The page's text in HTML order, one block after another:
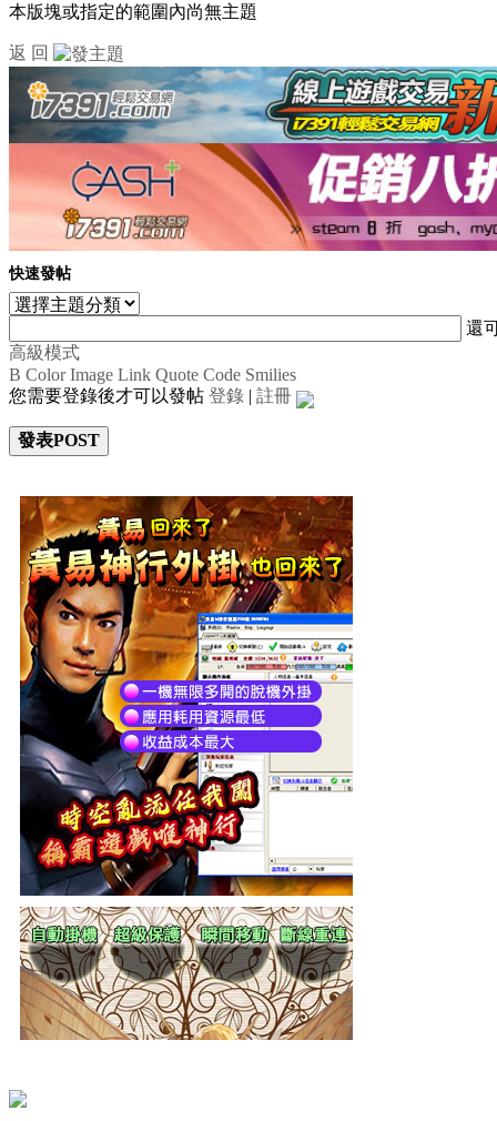
本版塊或指定的範圍內尚無主題
返 回
快速發帖
還
高級模式
B Color Image Link Quote Code Smilies
您需要登錄後才可以發帖 登錄 | 註冊
發表POST